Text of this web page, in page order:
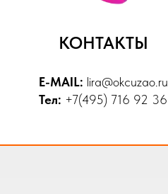
КОНТАКТЫ
E-MAIL: lira@okcuzao.ru
Тел: +7(495) 716 92 36